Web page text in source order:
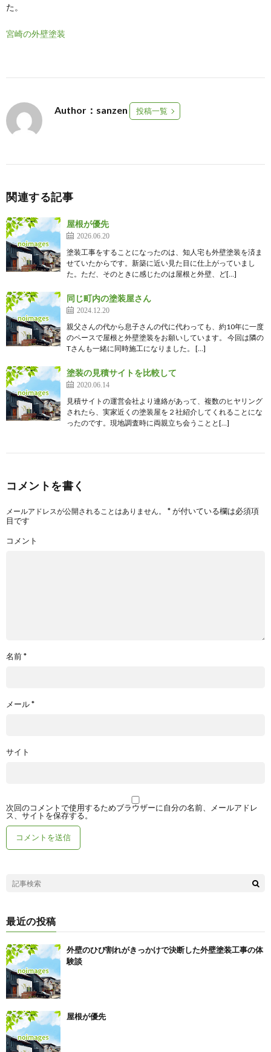
た。
宮崎の外壁塗装
Author：sanzen 投稿一覧
関連する記事
屋根が優先
2026.06.20
塗装工事をすることになったのは、知人宅も外壁塗装を済ま
せていたからです。新築に近い見た目に仕上がっていまし
た。ただ、そのときに感じたのは屋根と外壁、ど[…]
同じ町内の塗装屋さん
2024.12.20
親父さんの代から息子さんの代に代わっても、約10年に一度
のペースで屋根と外壁塗装をお願いしています。 今回は隣の
Tさんも一緒に同時施工になりました。 […]
塗装の見積サイトを比較して
2020.06.14
見積サイトの運営会社より連絡があって、複数のヒヤリング
されたら、実家近くの塗装屋を２社紹介してくれることにな
ったのです。現地調査時に両親立ち会うことと[…]
コメントを書く
メールアドレスが公開されることはありません。 *が付いている欄は必須項
目です
コメント
名前*
メール*
サイト
次回のコメントで使用するためブラウザーに自分の名前、メールアドレ
ス、サイトを保存する。
最近の投稿
外壁のひび割れがきっかけで決断した外壁塗装工事の体
験談
屋根が優先